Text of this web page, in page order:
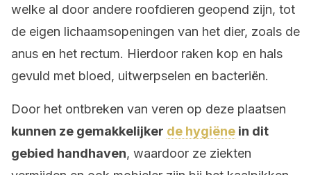
welke al door andere roofdieren geopend zijn, tot
de eigen lichaamsopeningen van het dier, zoals de
anus en het rectum. Hierdoor raken kop en hals
gevuld met bloed, uitwerpselen en bacteriën.
Door het ontbreken van veren op deze plaatsen
kunnen ze gemakkelijker de hygiëne in dit
gebied handhaven, waardoor ze ziekten